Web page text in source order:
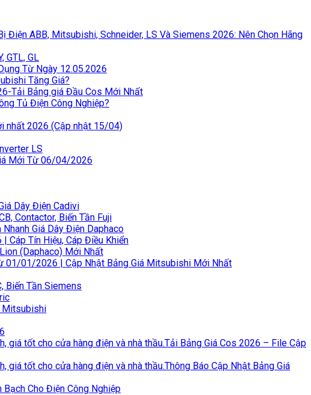
Điện ABB, Mitsubishi, Schneider, LS Và Siemens 2026: Nên Chọn Hãng
GTL, GL
Từ Ngày 12.05.2026
Tăng Giá?
Tải Bảng giá Đầu Cos Mới Nhất
Tủ Điện Công Nghiệp?
nhất 2026 (Cập nhật 15/04)
LS
Mới Từ 06/04/2026
Dây Điện Cadivi
Contactor, Biến Tần Fuji
Giá Dây Điện Daphaco
Cáp Tín Hiệu, Cáp Điều Khiển
(Daphaco) Mới Nhất
01/01/2026 | Cập Nhật Bảng Giá Mitsubishi Mới Nhất
Biến Tần Siemens
Mitsubishi
Tải Bảng Giá Cos 2026 – File Cập
Thông Báo Cập Nhật Bảng Giá
Bạch Cho Điện Công Nghiệp